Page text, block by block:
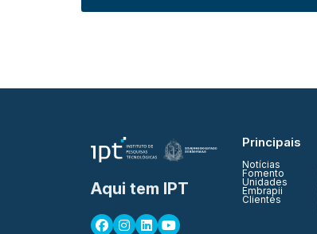
Aqui tem IPT
Principais
Notícias
Fomento
Unidades
Embrapii
Clientes